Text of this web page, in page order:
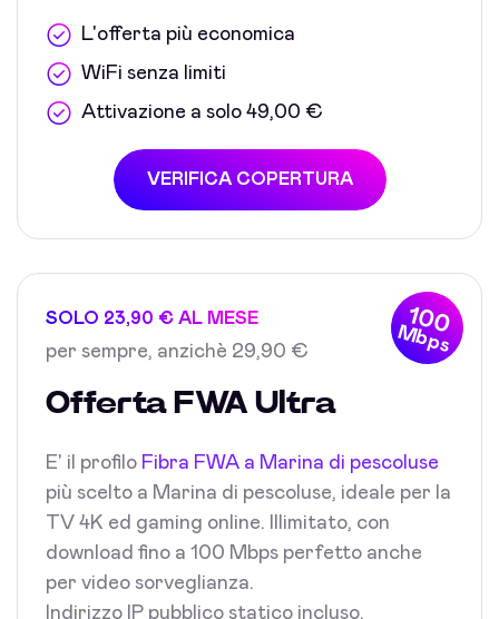
L'offerta più economica
WiFi senza limiti
Attivazione a solo 49,00 €
VERIFICA COPERTURA
100
Mbps
SOLO 23,90 € AL MESE
per sempre, anzichè 29,90 €
Offerta FWA Ultra
E' il profilo Fibra FWA a Marina di pescoluse
più scelto a Marina di pescoluse, ideale per la
TV 4K ed gaming online. Illimitato, con
download fino a 100 Mbps perfetto anche
per video sorveglianza.
Indirizzo IP pubblico statico incluso.